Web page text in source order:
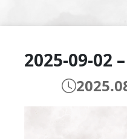
2025-09-02